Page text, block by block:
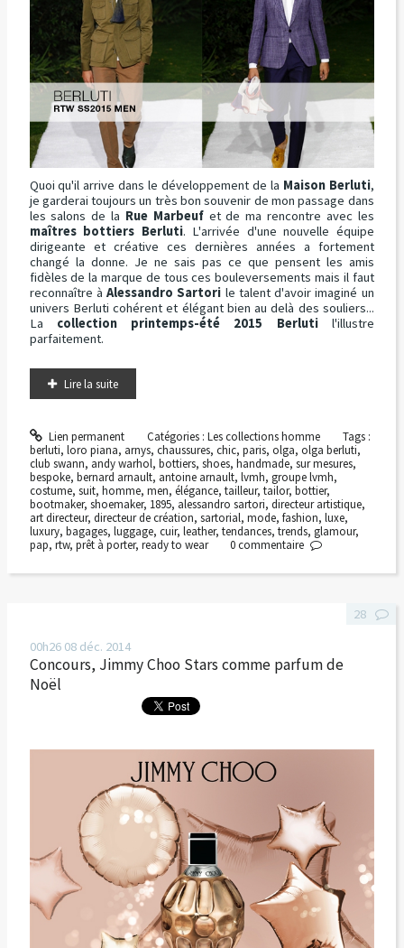
Quoi qu'il arrive dans le développement de la Maison Berluti,
je garderai toujours un très bon souvenir de mon passage dans
les salons de la Rue Marbeufet de ma rencontre avec les
maîtres bottiers Berluti. L'arrivée d'une nouvelle équipe
dirigeante et créative ces dernières années a fortement
changé la donne. Je ne sais pas ce que pensent les amis
fidèles de la marque de tous ces bouleversements mais il faut
reconnaître àAlessandro Sartori le talent d'avoir imaginé un
univers Berluti cohérent et élégant bien au delà des souliers...
La collection printemps-été 2015 Berlutil'illustre
parfaitement.
Lire la suite
Lien permanent Catégories : Les collections homme
Tags :
berluti, loro piana, arnys, chaussures, chic, paris, olga, olga berluti,
club swann, andy warhol, bottiers, shoes, handmade, sur mesures,
bespoke, bernard arnault, antoine arnault, lvmh, groupe lvmh,
costume, suit, homme, men, élégance, tailleur, tailor, bottier,
bootmaker, shoemaker, 1895, alessandro sartori, directeur artistique,
art directeur, directeur de création, sartorial, mode, fashion, luxe,
luxury, bagages, luggage, cuir, leather, tendances, trends, glamour,
pap, rtw, prêt à porter, ready to wear 0commentaire
00h26 08 déc. 2014
Concours, Jimmy Choo Stars comme parfum de
Noël
28